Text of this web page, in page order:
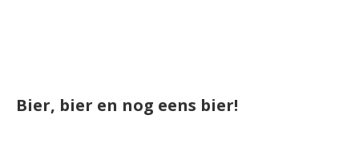
Bier, bier en nog eens bier!